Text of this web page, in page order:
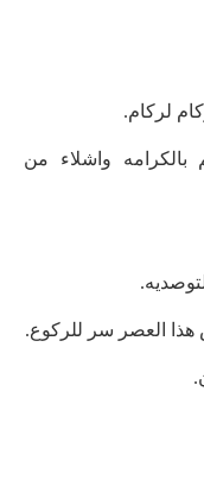
لركام.
واشلاء من
العصر سر للركوع.